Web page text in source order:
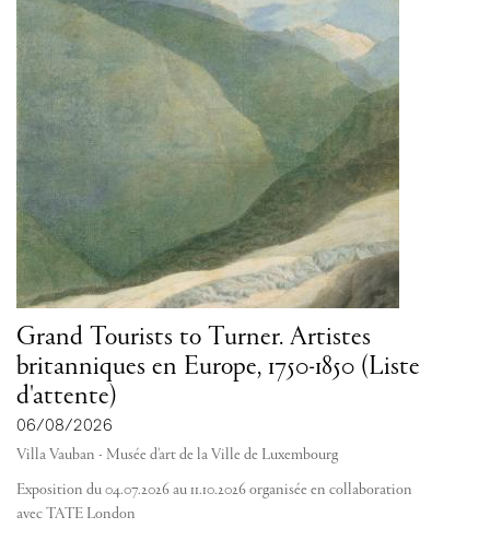
Grand Tourists to Turner. Artistes
britanniques en Europe, 1750-1850 (Liste
d'attente)
06/08/2026
Villa Vauban - Musée d'art de la Ville de Luxembourg
Exposition du 04.07.2026 au 11.10.2026 organisée en collaboration
avec TATE London